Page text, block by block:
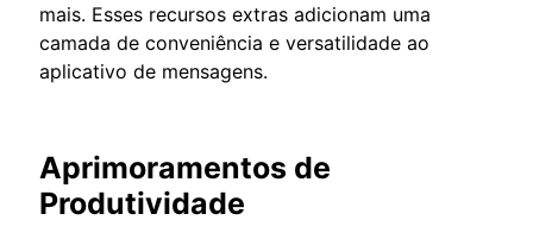
mais. Esses recursos extras adicionam uma
camada de conveniência e versatilidade ao
aplicativo de mensagens.
Aprimoramentos de
Produtividade